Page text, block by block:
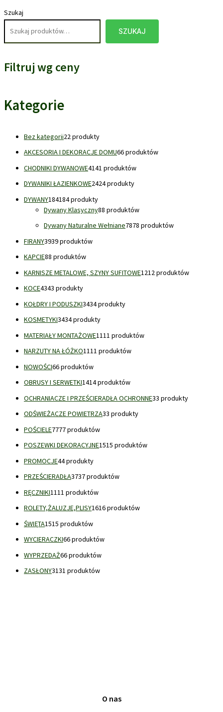
Szukaj
SZUKAJ
Filtruj wg ceny
Kategorie
Bez kategorii22 produkty
AKCESORIA I DEKORACJE DOMU66 produktów
CHODNIKI DYWANOWE4141 produktów
DYWANIKI ŁAZIENKOWE2424 produkty
DYWANY184184 produkty
Dywany Klasyczny88 produktów
Dywany Naturalne Wełniane7878 produktów
FIRANY3939 produktów
KAPCIE88 produktów
KARNISZE METALOWE, SZYNY SUFITOWE1212 produktów
KOCE4343 produkty
KOŁDRY I PODUSZKI3434 produkty
KOSMETYKI3434 produkty
MATERIAŁY MONTAŻOWE11 11 produktów
NARZUTY NA ŁÓŻKO1111 produktów
NOWOŚCI66 produktów
OBRUSY I SERWETKI1414 produktów
OCHRANIACZE I PRZEŚCIERADŁA OCHRONNE33 produkty
ODŚWIEŻACZE POWIETRZA33 produkty
POŚCIELE7777 produktów
POSZEWKI DEKORACYJNE1515 produktów
PROMOCJE44 produkty
PRZEŚCIERADŁA3737 produktów
RĘCZNIKI11 11 produktów
ROLETY,ŻALUZJE,PLISY1616 produktów
ŚWIĘTA1515 produktów
WYCIERACZKI66 produktów
WYPRZEDAŻ66 produktów
ZASŁONY3131 produktów
O nas